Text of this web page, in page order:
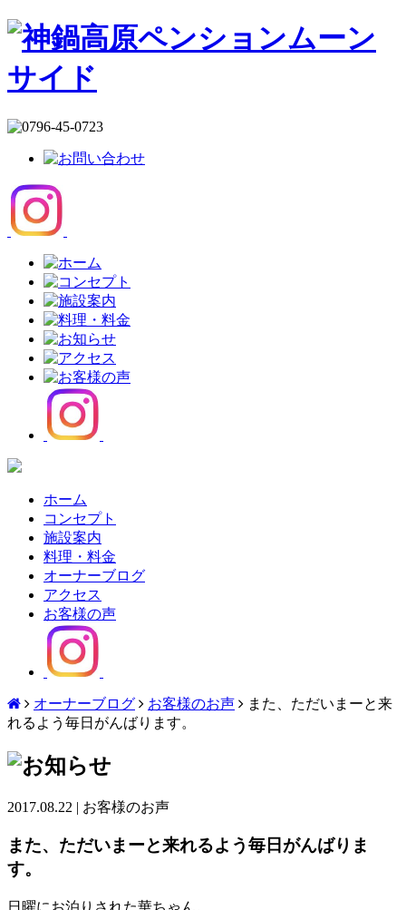
ホーム
コンセプト
施設案内
料理・料金
オーナーブログ
アクセス
お客様の声
オーナーブログ お客様のお声
また、ただいまーと来
れるよう毎日がんばります。
2017.08.22 | お客様のお声
また、ただいまーと来れるよう毎日がんばりま
す。